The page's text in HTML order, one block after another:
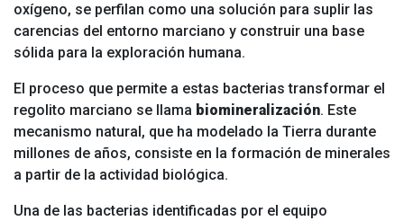
oxígeno, se perfilan como una solución para suplir las
carencias del entorno marciano y construir una base
sólida para la exploración humana.
El proceso que permite a estas bacterias transformar el
regolito marciano se llama biomineralización. Este
mecanismo natural, que ha modelado la Tierra durante
millones de años, consiste en la formación de minerales
a partir de la actividad biológica.
Una de las bacterias identificadas por el equipo